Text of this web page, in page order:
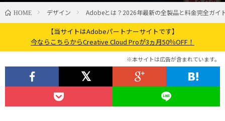
HOME デザイン Adobeとは？2026年最新の全製品と料金完全ガイ
【当サイトはAdobeパートナーサイトです】
今ならこちらからCreative Cloud Proが3ヵ月50％OFF！
※本サイトは広告が含まれています。